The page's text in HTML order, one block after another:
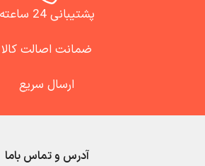
پشتیبانی 24 ساعته
ضمانت اصالت کالا
ارسال سریع
آدرس و تماس باما